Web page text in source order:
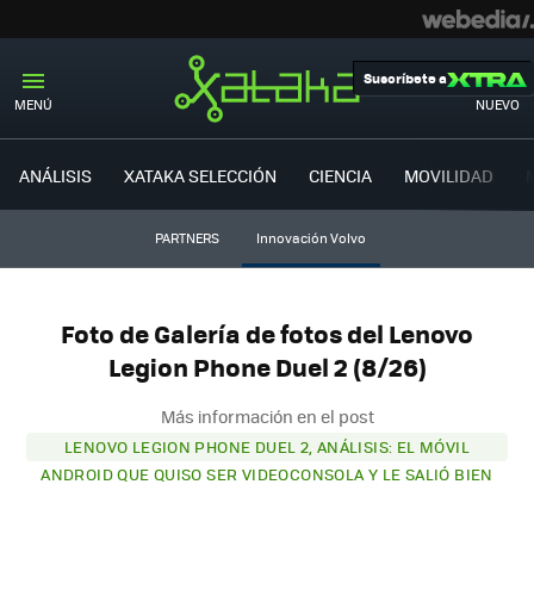
MENÚ NUEVO
Suscríbete a
ANÁLISIS XATAKA SELECCIÓN CIENCIA MOVILIDAD
PARTNERS Innovación Volvo
Foto de Galería de fotos del Lenovo
Legion Phone Duel 2 (8/26)
Más información en el post
LENOVO LEGION PHONE DUEL 2, ANÁLISIS: EL MÓVIL
ANDROID QUE QUISO SER VIDEOCONSOLA Y LE SALIÓ BIEN